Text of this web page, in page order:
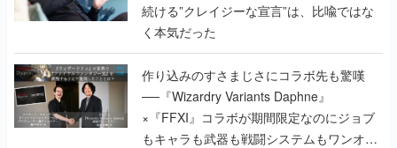
続ける”クレイジーな宣言”は、比喩ではな
く本気だった
作り込みのすさまじさにコラボ先も驚嘆
──『Wizardry Variants Daphne』
×『FFXI』コラボが期間限定なのにジョブ
もキャラも武器も戦闘システムもワンオフ